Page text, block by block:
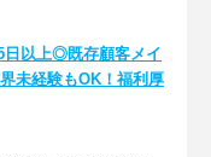
日以上◎既存顧客メイ
未経験もOK！福利厚